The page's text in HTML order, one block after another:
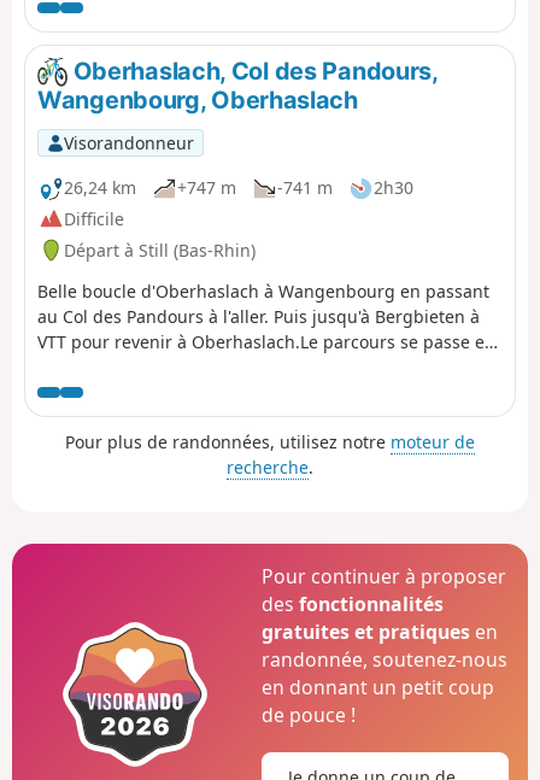
que vous pouvez retrouver dans le magazine Passion
Vosges édité par les DNA et L'Alsace.
Oberhaslach, Col des Pandours,
Wangenbourg, Oberhaslach
Visorandonneur
26,24 km
+747 m -741 m
2h30
Difficile
Départ à Still (Bas-Rhin)
Belle boucle d'Oberhaslach à Wangenbourg en passant
au Col des Pandours à l'aller. Puis jusqu'à Bergbieten à
VTT pour revenir à Oberhaslach.Le parcours se passe en
quelques passages techniques sur des singles assez
courts.
Pour plus de randonnées, utilisez notre moteur de
recherche.
Pour continuer à proposer
desfonctionnalités
gratuites et pratiques en
randonnée, soutenez-nous
en donnant un petit coup
de pouce !